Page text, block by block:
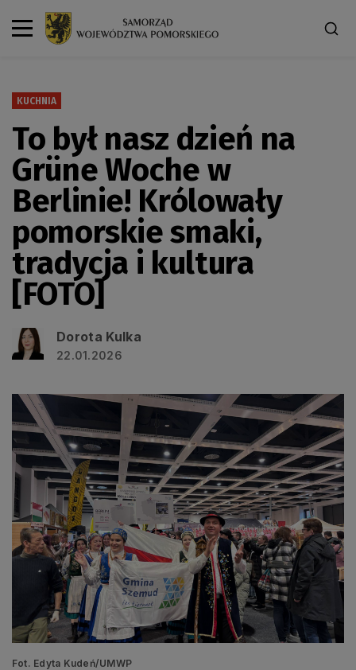
KUCHNIA
To był nasz dzień na
Grüne Woche w
Berlinie! Królowały
pomorskie smaki,
tradycja i kultura
[FOTO]
Dorota Kulka
22.01.2026
Fot. Edyta Kudeń/UMWP